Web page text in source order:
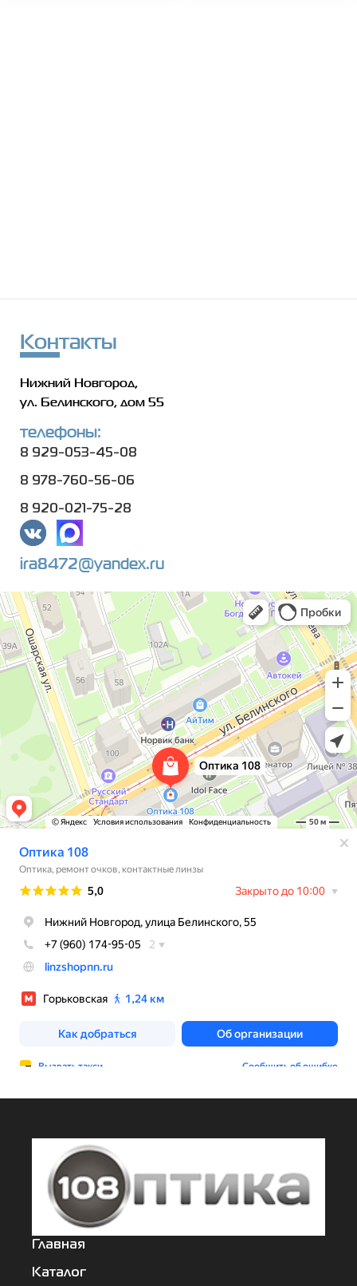
Контакты
Нижний Новгород,
ул. Белинского, дом 55
телефоны:
8 929-053-45-08
8 978-760-56-06
8 920-021-75-28
ira8472@yandex.ru
Оптика 108
Салон оптики в Нижнем Новгороде
Ремонт очков в Нижнем Новгороде
Главная
Каталог